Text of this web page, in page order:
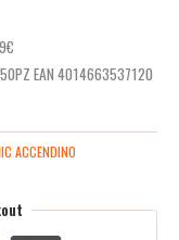
EAN 4014663537120
ACCENDINO